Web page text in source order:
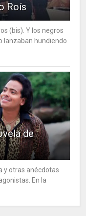
Roís
(bis). Y los negros
lanzaban hundiendo
de
y otras anécdotas
En la